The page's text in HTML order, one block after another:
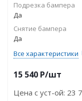
Подрезка бампера
Да
Снятие бампера
Да
Все характеристики
15 540 P/шт
Цена с уст-ой: 23